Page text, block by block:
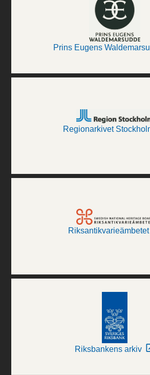
Prins Eugens
Regionarkivet
Riksantikvarieämbetet
Riksbankens arkiv